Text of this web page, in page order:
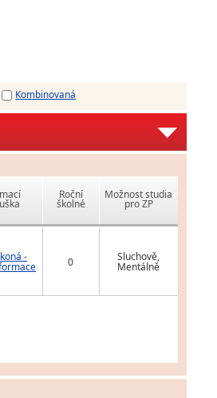
Kombinovaná
Roční
školné
Možnost studia
pro ZP
- 0 Sluchově,
Mentálně